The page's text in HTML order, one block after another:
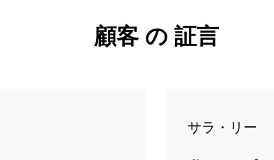
顧客 の 証言
サラ・リー